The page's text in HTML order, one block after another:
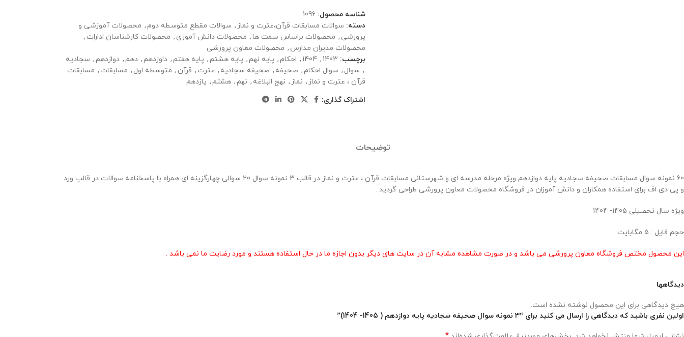
شناسه محصول: 1096
دسته: سوالات مسابقات قرآن،عترت و نماز , سوالات مقطع متوسطه دوم, محصولات آموزشی و
پرورشی , محصولات براساس سمت ها, محصولات دانش آموزی , محصولات کارشناسان ادارات ,
محصولات مدیران مدارس , محصولات معاون پرورشی
برچسب: 1403
,
1404
, احکام, پایه نهم, پایه هشتم, پایه هفتم, داوزدهم, دهم, دوازدهم, سجادیه
, سوال , سوال احکام, صحیفه , صحیفه سجادیه , عترت , قرآن , متوسطه اول , مسابقات , مسابقات
قرآن ، عترت و نماز , نماز , نهج البلاغه , نهم, هشتم, یازدهم
اشتراک گذاری:
توضیحات
60 نمونه سوال مسابقات صحیفه سجادیه پایه دوازدهم ویژه مرحله مدرسه ای و شهرستانی مسابقات قرآن ، عترت و نماز در قالب 3 نمونه سوال 20 سوالی چهارگزینه ای همراه با پاسخنامه سوالات در قالب ورد
و پی دی اف برای استفاده همکاران و دانش آموزان در فروشگاه محصولات معاون پرورشی طراحی گردید .
ویژه سال تحصیلی 1405- 1404
حجم فایل : 5 مگابایت
این محصول مختص فروشگاه معاون پرورشی می باشد و در صورت مشاهده مشابه آن در سایت های دیگر بدون اجازه ما در حال استفاده هستند و مورد رضایت ما نمی باشد .
دیدگاهها
هیچ دیدگاهی برای این محصول نوشته نشده است.
اولین نفری باشید که دیدگاهی را ارسال می کنید برای “3 نمونه سوال صحیفه سجادیه پایه دوازدهم ( 1405- 1404)”